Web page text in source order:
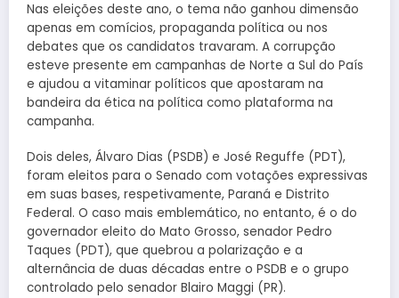
Nas eleições deste ano, o tema não ganhou dimensão
apenas em comícios, propaganda política ou nos
debates que os candidatos travaram. A corrupção
esteve presente em campanhas de Norte a Sul do País
e ajudou a vitaminar políticos que apostaram na
bandeira da ética na política como plataforma na
campanha.
Dois deles, Álvaro Dias (PSDB) e José Reguffe (PDT),
foram eleitos para o Senado com votações expressivas
em suas bases, respetivamente, Paraná e Distrito
Federal. O caso mais emblemático, no entanto, é o do
governador eleito do Mato Grosso, senador Pedro
Taques (PDT), que quebrou a polarização e a
alternância de duas décadas entre o PSDB e o grupo
controlado pelo senador Blairo Maggi (PR).